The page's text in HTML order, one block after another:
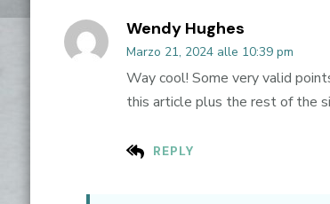
Wendy Hughes
Marzo 21, 2024 alle 10:39 pm
REPLY
Way cool! Some very valid
this article plus the rest of the